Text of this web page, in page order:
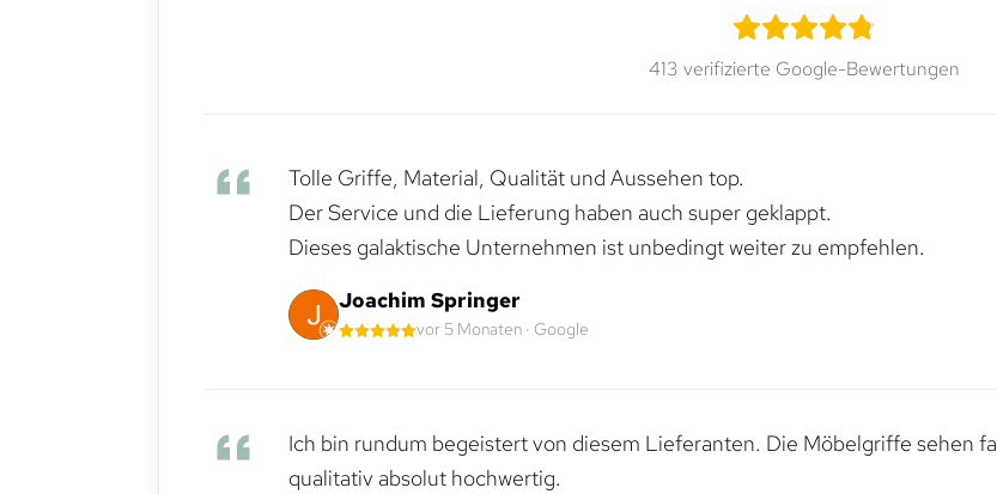
413 verifizierte Google-Bewertungen
Tolle Griffe, Material, Qualität und Aussehen top.
Der Service und die Lieferung haben auch super geklappt.
Dieses galaktische Unternehmen ist unbedingt weiter zu empfehlen.
Joachim Springer
vor 5 Monaten · Google
Ich bin rundum begeistert von diesem Lieferanten. Die Möbelgriffe sehen
qualitativ absolut hochwertig.